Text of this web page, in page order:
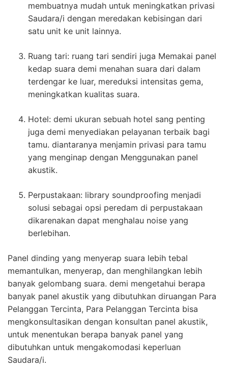
membuatnya mudah untuk meningkatkan privasi
Saudara/i dengan meredakan kebisingan dari
satu unit ke unit lainnya.
Ruang tari: ruang tari sendiri juga Memakai panel
kedap suara demi menahan suara dari dalam
terdengar ke luar, mereduksi intensitas gema,
meningkatkan kualitas suara.
Hotel: demi ukuran sebuah hotel sang penting
juga demi menyediakan pelayanan terbaik bagi
tamu. diantaranya menjamin privasi para tamu
yang menginap dengan Menggunakan panel
akustik.
Perpustakaan: library soundproofing menjadi
solusi sebagai opsi peredam di perpustakaan
dikarenakan dapat menghalau noise yang
berlebihan.
Panel dinding yang menyerap suara lebih tebal
memantulkan, menyerap, dan menghilangkan lebih
banyak gelombang suara. demi mengetahui berapa
banyak panel akustik yang dibutuhkan diruangan Para
Pelanggan Tercinta, Para Pelanggan Tercinta bisa
mengkonsultasikan dengan konsultan panel akustik,
untuk menentukan berapa banyak panel yang
dibutuhkan untuk mengakomodasi keperluan
Saudara/i.